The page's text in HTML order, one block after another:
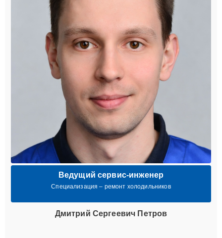
Ведущий сервис-инженер
Специализация – ремонт холодильников
Дмитрий Сергеевич Петров